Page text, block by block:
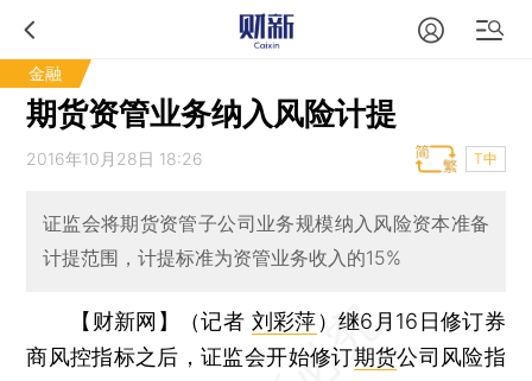
金融
期货资管业务纳入风险计提
2016年10月28日 18:26 T中
证监会将期货资管子公司业务规模纳入风险资本准备
计提范围，计提标准为资管业务收入的15%
【财新网】（记者 刘彩萍）继6月16日修订券
商风控指标之后，证监会开始修订期货公司风险指